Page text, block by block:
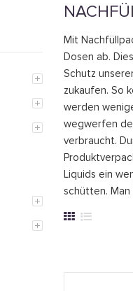
Mit
Dosen ab.
Schutz
zukaufen. So
werden
wegwerfen
verbraucht.
Liquids ein
schütten.